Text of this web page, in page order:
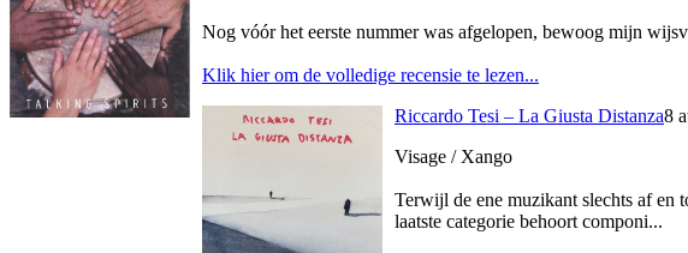
Nog vóór het eerste nummer was afgelopen, bewoog mijn
Klik hier om de volledige recensie te lezen...
Riccardo Tesi – La Giusta Distanza8
Visage / Xango
Terwijl de ene muzikant slechts af en
laatste categorie behoort componi...